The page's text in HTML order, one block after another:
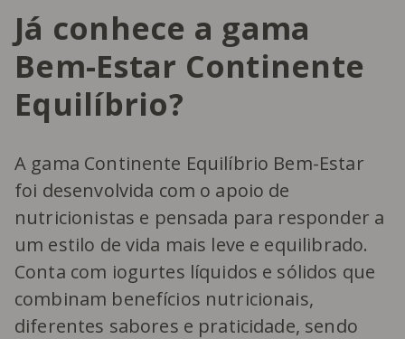
Já conhece a gama
Bem-Estar Continente
Equilíbrio?
A gama Continente Equilíbrio Bem-Estar
foi desenvolvida com o apoio de
nutricionistas e pensada para responder a
um estilo de vida mais leve e equilibrado.
Conta com iogurtes líquidos e sólidos que
combinam benefícios nutricionais,
diferentes sabores e praticidade, sendo